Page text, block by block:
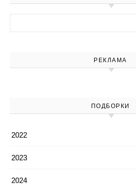
РЕКЛАМА
ПОДБОРКИ
2022
2023
2024